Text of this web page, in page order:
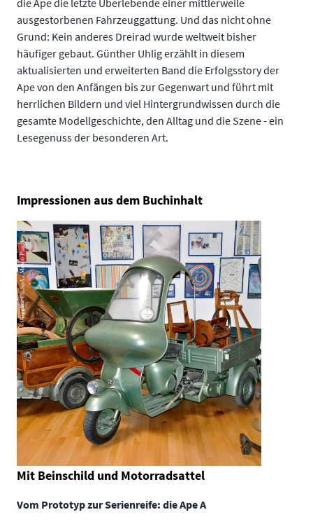
die Ape die letzte Überlebende einer mittlerweile
ausgestorbenen Fahrzeuggattung. Und das nicht ohne
Grund: Kein anderes Dreirad wurde weltweit bisher
häufiger gebaut. Günther Uhlig erzählt in diesem
aktualisierten und erweiterten Band die Erfolgsstory der
Ape von den Anfängen bis zur Gegenwart und führt mit
herrlichen Bildern und viel Hintergrundwissen durch die
gesamte Modellgeschichte, den Alltag und die Szene - ein
Lesegenuss der besonderen Art.
Impressionen aus dem Buchinhalt
Mit Beinschild und Motorradsattel
Vom Prototyp zur Serienreife: die Ape A